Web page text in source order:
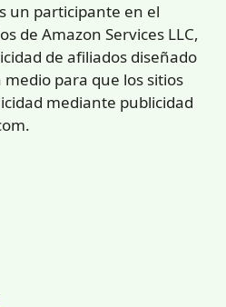
un participante en el
de Amazon Services LLC,
de afiliados diseñado
para que los sitios
mediante publicidad